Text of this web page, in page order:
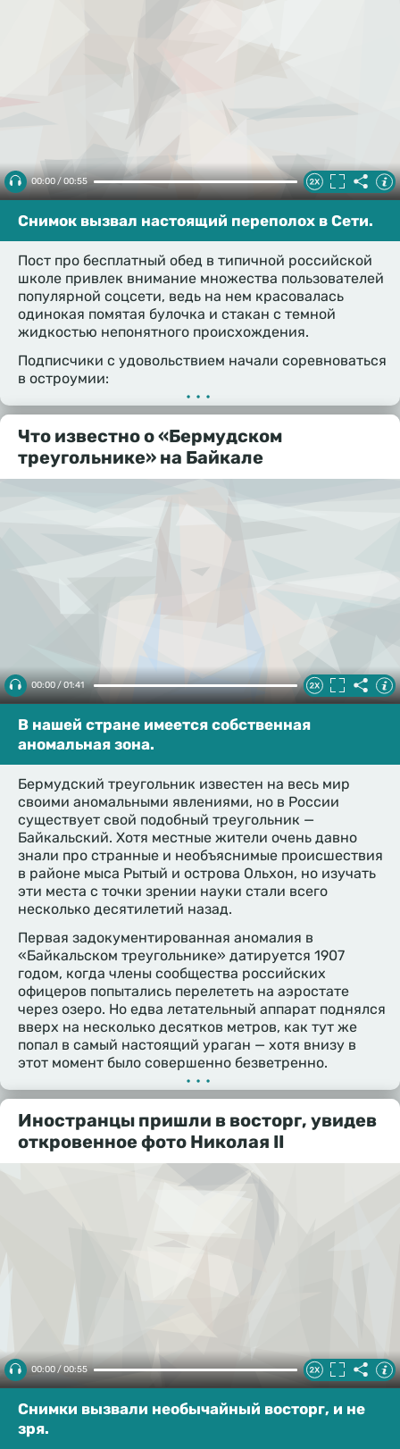
00:00 / 00:55
Снимок вызвал настоящий переполох в Сети.
Пост про бесплатный обед в типичной российской
школе привлек внимание множества пользователей
популярной соцсети, ведь на нем красовалась
одинокая помятая булочка и стакан с темной
жидкостью непонятного происхождения.
Подписчики с удовольствием начали соревноваться
в остроумии:
•••
Что известно о «Бермудском
треугольнике» на Байкале
00:00 / 01:41
В нашей стране имеется собственная
аномальная зона.
Бермудский треугольник известен на весь мир
своими аномальными явлениями, но в России
существует свой подобный треугольник —
Байкальский. Хотя местные жители очень давно
знали про странные и необъяснимые происшествия
в районе мыса Рытый и острова Ольхон, но изучать
эти места с точки зрении науки стали всего
несколько десятилетий назад.
Первая задокументированная аномалия в
«Байкальском треугольнике» датируется 1907
годом, когда члены сообщества российских
офицеров попытались перелететь на аэростате
через озеро. Но едва летательный аппарат поднялся
вверх на несколько десятков метров, как тут же
попал в самый настоящий ураган — хотя внизу в
этот момент было совершенно безветренно.
•••
Иностранцы пришли в восторг, увидев
откровенное фото Николая II
00:00 / 00:55
Снимки вызвали необычайный восторг, и не
зря.